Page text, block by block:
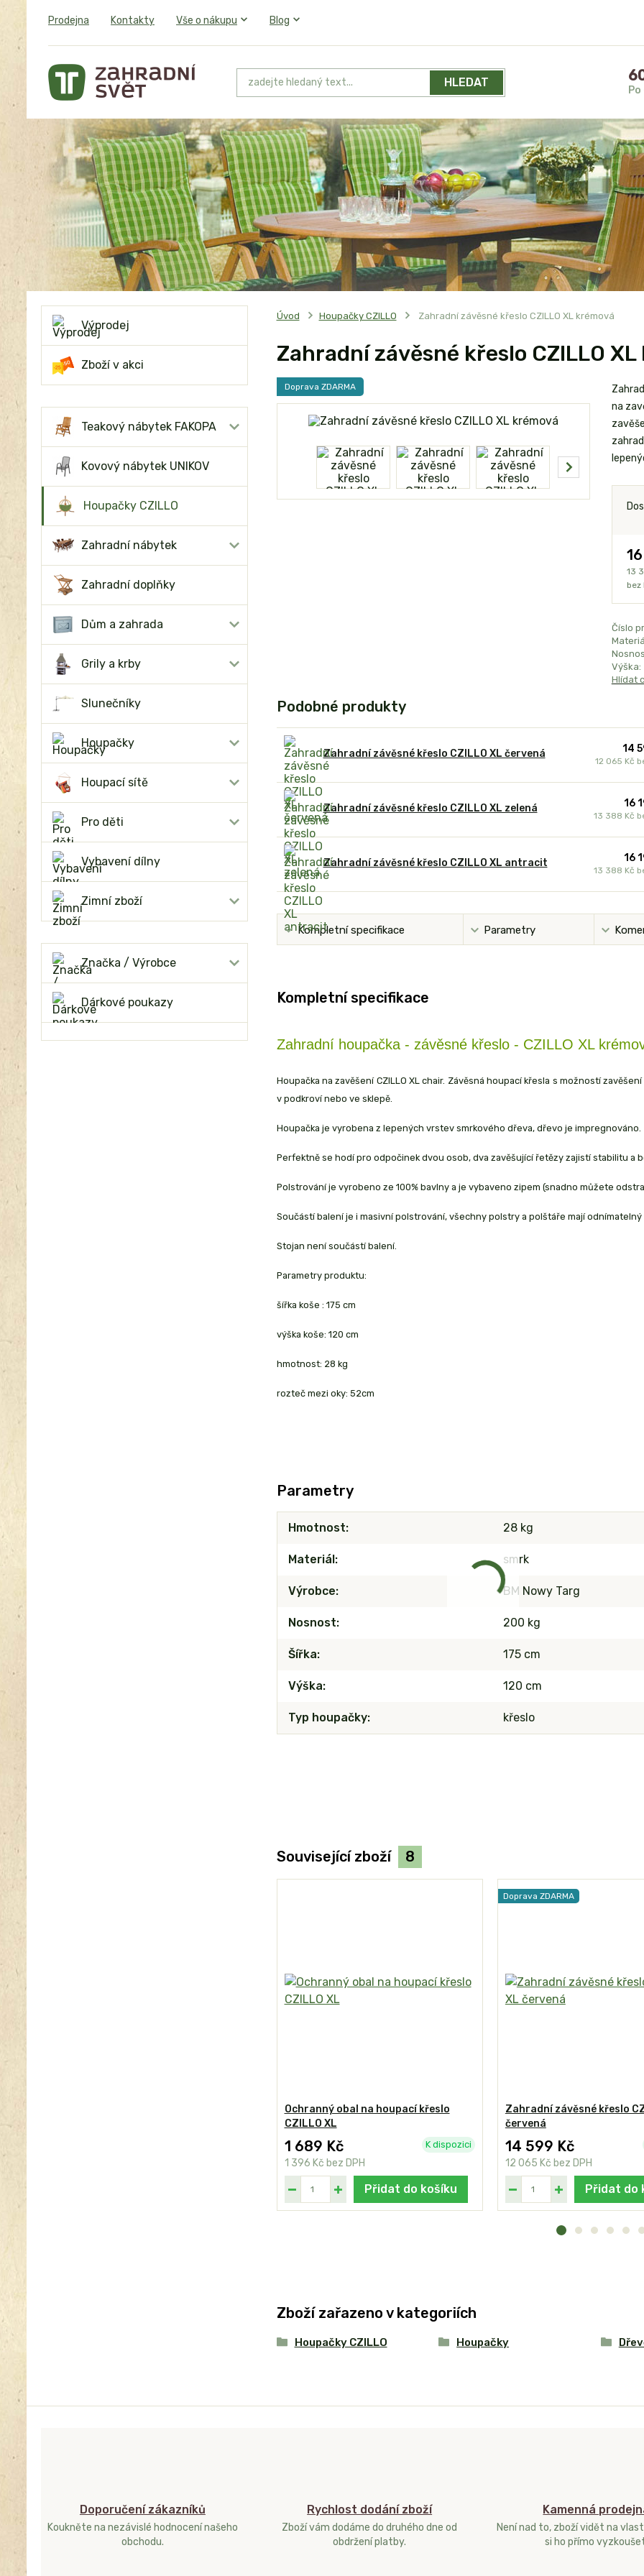
Prodejna Kontakty Vše o nákupu Blog
HLEDAT
Výprodej
Zboží v akci
Teakový nábytek FAKOPA
Kovový nábytek UNIKOV
Houpačky CZILLO
Zahradní nábytek
Zahradní doplňky
Dům a zahrada
Grily a krby
Slunečníky
Houpačky
Houpací sítě
Pro děti
Vybavení dílny
Zimní zboží
Značka / Výrobce
Dárkové poukazy
Úvod Houpačky CZILLO Zahradní závěsné křeslo CZILLO XL krémová
Zahradní závěsné křeslo CZILLO
Doprava ZDARMA
na
13
bez
Číslo
Výška:
Hlídat
Podobné produkty
Zahradní závěsné křeslo CZILLO XL červená 14
12 065 Kč
Zahradní závěsné křeslo CZILLO XL zelená 16
13 388 Kč
Zahradní závěsné křeslo CZILLO XL antracit 16
13 388 Kč
Kompletní specifikace Parametry
Kompletní specifikace
Zahradní houpačka - závěsné křeslo - CZILLO XL
Houpačka na zavěšení CZILLO XL chair. Závěsná houpací křesla s možností
v podkroví nebo ve sklepě.
Houpačka je vyrobena z lepených vrstev smrkového dřeva, dřevo je impregnováno.
Perfektně se hodí pro odpočinek dvou osob, dva zavěšující řetězy zajistí stabilitu a
Polstrování je vyrobeno ze 100% bavlny a je vybaveno zipem (snadno můžete
Součástí balení je i masivní polstrování, všechny polstry a polštáře mají
Stojan není součástí balení.
Parametry produktu:
šířka koše : 175 cm
výška koše: 120 cm
hmotnost: 28 kg
rozteč mezi oky: 52cm
Parametry
Hmotnost 28 kg
Materiál smrk
Výrobce BM Nowy Targ
Nosnost 200 kg
Šířka 175 cm
Výška 120 cm
Typ houpačky křeslo
Související zboží 8
Ochranný obal na houpací křeslo
CZILLO XL
1 689 Kč
1 396 Kč bez DPH
K dispozici
Přidat do košíku
Doprava ZDARMA
Zahradní závěsné křeslo
červená
14 599 Kč
12 065 Kč bez DPH
Přidat do
Zboží zařazeno v kategoriích
Houpačky CZILLO Houpačky
Doporučení zákazníků
Koukněte na nezávislé hodnocení našeho
obchodu.
Rychlost dodání zboží
Zboží vám dodáme do druhého dne od
obdržení platby.
Kamenná
Není nad to, zboží vidět na
si ho přímo